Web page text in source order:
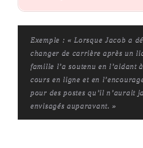
Exemple : « Lorsque Jacob a
changer de carrière après un
famille l’a soutenu en l’aidant
cours en ligne et en
pour des postes qu’il n’aurait
envisagés auparavant. »